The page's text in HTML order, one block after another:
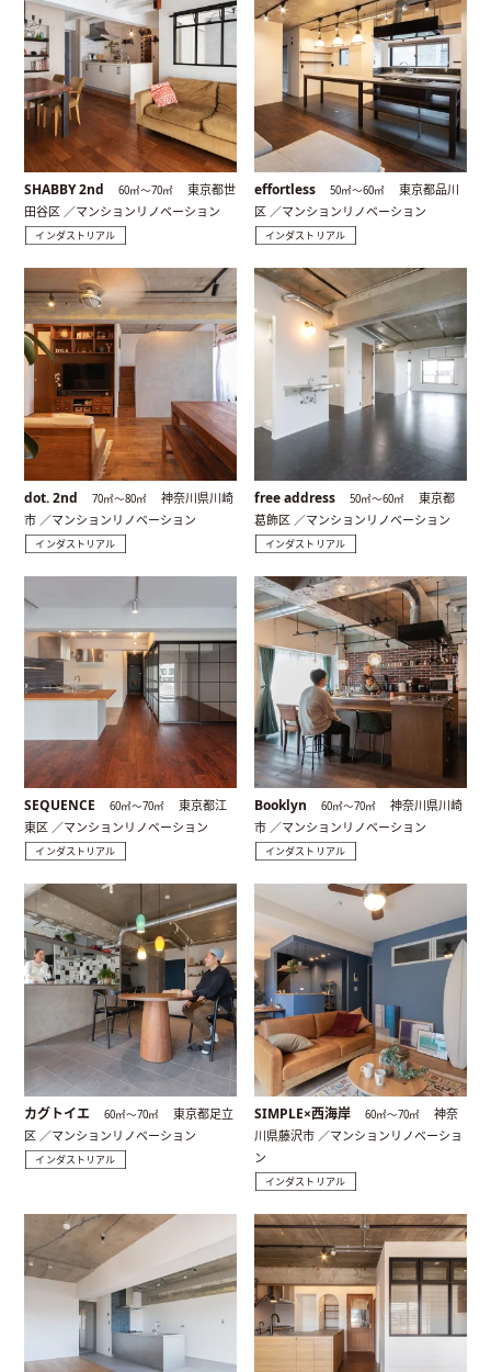
SHABBY 2nd 60㎡〜70㎡
東京都世
田谷区 ／マンションリノベーション
インダストリアル
effortless 50㎡〜60㎡
東京都品川
区 ／マンションリノベーション
インダストリアル
dot. 2nd 70㎡〜80㎡
神奈川県川崎
市 ／マンションリノベーション
インダストリアル
free address 50㎡〜60㎡
東京都
葛飾区 ／マンションリノベーション
インダストリアル
SEQUENCE 60㎡〜70㎡
東京都江
東区 ／マンションリノベーション
インダストリアル
Booklyn 60㎡〜70㎡
神奈川県川崎
市 ／マンションリノベーション
インダストリアル
カグトイエ 60㎡〜70㎡
東京都足立
区 ／マンションリノベーション
インダストリアル
SIMPLE×西海岸 60㎡〜70㎡
神奈
川県藤沢市 ／マンションリノベーショ
ン
インダストリアル